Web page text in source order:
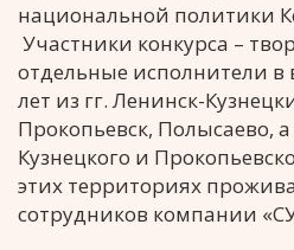
национальной политики
Участники конкурса –
отдельные исполнители в
лет из гг. Ленинск-
Прокопьевск, Полысаево,
Кузнецкого и
этих территориях
сотрудников компании